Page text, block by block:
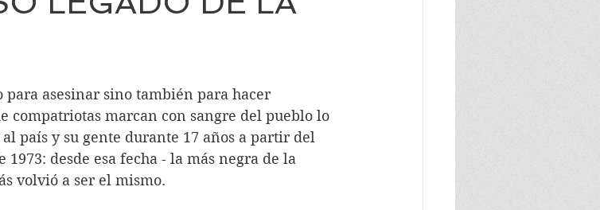
compatriotas marcan con sangre del pueblo lo
país y su gente durante 17 años a partir del
desde esa fecha - la más negra de la
volvió a ser el mismo.